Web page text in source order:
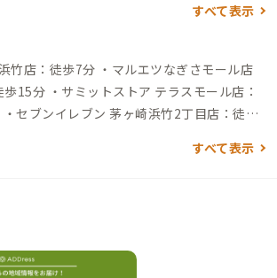
→到着 ▼小田原駅から →（電車28分）→辻
バス4分）→到着 ▼品川駅・新横浜駅から
堂駅→（徒歩10分 or バス4分）→到着
すべて表示
竹店：徒歩7分 ・マルエツなぎさモール店
15分 ・サミットストア テラスモール店：
ーインタラクション：徒歩5分 ・紅茶専門
分（アンティークな店内で美味しいカレー）
すべて表示